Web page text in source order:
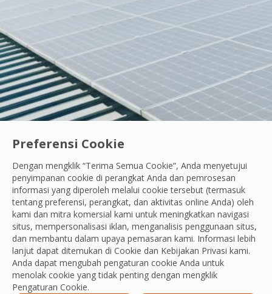
Preferensi Cookie
Dengan mengklik “Terima Semua Cookie”, Anda menyetujui
penyimpanan cookie di perangkat Anda dan pemrosesan
informasi yang diperoleh melalui cookie tersebut (termasuk
tentang preferensi, perangkat, dan aktivitas online Anda) oleh
kami dan mitra komersial kami untuk meningkatkan navigasi
situs, mempersonalisasi iklan, menganalisis penggunaan situs,
dan membantu dalam upaya pemasaran kami. Informasi lebih
lanjut dapat ditemukan di Cookie dan Kebijakan Privasi kami.
Anda dapat mengubah pengaturan cookie Anda untuk
menolak cookie yang tidak penting dengan mengklik
Pengaturan Cookie.
Ayo Berdiri Beraksi|Karyawan Kami
Semangat Belajar Tanpa Henti: Cara Andik
Saat menemukan kerusakan di area kerja, Andik fokus
OCS Team
29 Jul, 2026